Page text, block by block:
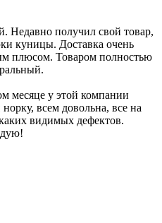
Недавно получил свой товар,
куницы. Доставка очень
плюсом. Товаром полностью
месяце у этой компании
всем довольна, все на
видимых дефектов.